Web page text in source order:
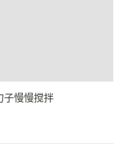
子慢慢搅拌